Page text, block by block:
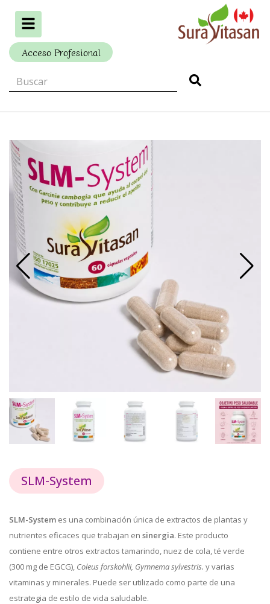
Alternar
navegación
Acceso Profesional
SLM-System
SLM-System es una combinación única de extractos de plantas y
nutrientes eficaces que trabajan en sinergia. Este producto
contiene entre otros extractos tamarindo, nuez de cola, té verde
(300 mg de EGCG), Coleus forskohlii, Gymnema sylvestris. y varias
vitaminas y minerales. Puede ser utilizado como parte de una
estrategia de estilo de vida saludable.